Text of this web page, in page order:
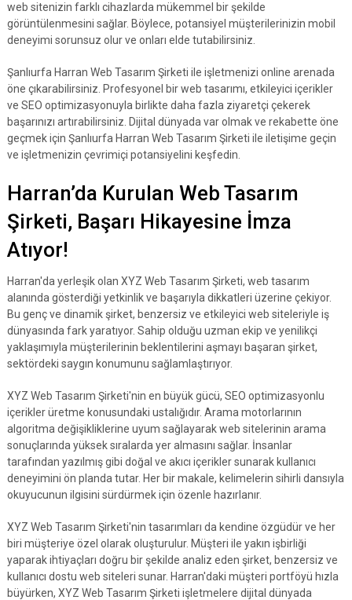
web sitenizin farklı cihazlarda mükemmel bir şekilde
görüntülenmesini sağlar. Böylece, potansiyel müşterilerinizin mobil
deneyimi sorunsuz olur ve onları elde tutabilirsiniz.
Şanlıurfa Harran Web Tasarım Şirketi ile işletmenizi online arenada
öne çıkarabilirsiniz. Profesyonel bir web tasarımı, etkileyici içerikler
ve SEO optimizasyonuyla birlikte daha fazla ziyaretçi çekerek
başarınızı artırabilirsiniz. Dijital dünyada var olmak ve rekabette öne
geçmek için Şanlıurfa Harran Web Tasarım Şirketi ile iletişime geçin
ve işletmenizin çevrimiçi potansiyelini keşfedin.
Harran’da Kurulan Web Tasarım
Şirketi, Başarı Hikayesine İmza
Atıyor!
Harran'da yerleşik olan XYZ Web Tasarım Şirketi, web tasarım
alanında gösterdiği yetkinlik ve başarıyla dikkatleri üzerine çekiyor.
Bu genç ve dinamik şirket, benzersiz ve etkileyici web siteleriyle iş
dünyasında fark yaratıyor. Sahip olduğu uzman ekip ve yenilikçi
yaklaşımıyla müşterilerinin beklentilerini aşmayı başaran şirket,
sektördeki saygın konumunu sağlamlaştırıyor.
XYZ Web Tasarım Şirketi'nin en büyük gücü, SEO optimizasyonlu
içerikler üretme konusundaki ustalığıdır. Arama motorlarının
algoritma değişikliklerine uyum sağlayarak web sitelerinin arama
sonuçlarında yüksek sıralarda yer almasını sağlar. İnsanlar
tarafından yazılmış gibi doğal ve akıcı içerikler sunarak kullanıcı
deneyimini ön planda tutar. Her bir makale, kelimelerin sihirli dansıyla
okuyucunun ilgisini sürdürmek için özenle hazırlanır.
XYZ Web Tasarım Şirketi'nin tasarımları da kendine özgüdür ve her
biri müşteriye özel olarak oluşturulur. Müşteri ile yakın işbirliği
yaparak ihtiyaçları doğru bir şekilde analiz eden şirket, benzersiz ve
kullanıcı dostu web siteleri sunar. Harran'daki müşteri portföyü hızla
büyürken, XYZ Web Tasarım Şirketi işletmelere dijital dünyada